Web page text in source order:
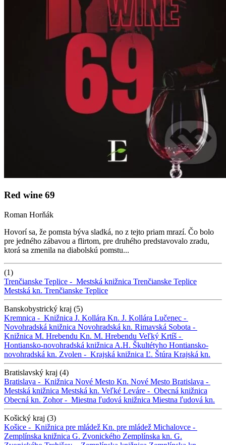
Red wine 69
Roman Horňák
Hovorí sa, že pomsta býva sladká, no z tejto priam mrazí. Čo bolo
pre jedného zábavou a flirtom, pre druhého predstavovalo zradu,
ktorá sa zmenila na diabolskú pomstu...
(1)
Trenčianske Teplice - Mestská knižnica Trenčianske Teplice
Mestská kn. Trenčianske Teplice
Banskobystrický kraj (5)
Kremnica - Knižnica J. Kollára Kn. J. Kollára Lučenec -
Novohradská knižnica Novohradská kn. Rimavská Sobota -
Knižnica M. Hrebendu Kn. M. Hrebendu Veľký Krtíš -
Hontiansko-novohradská knižnica A.H. Škultétyho Hontiansko-
novohradská kn. Zvolen - Krajská knižnica Ľ. Štúra Krajská kn.
Bratislavský kraj (4)
Bratislava - Knižnica Nové Mesto Kn. Nové Mesto Bratislava -
Mestská knižnica Mestská kn. Veľké Leváre - Obecná knižnica
Obecná kn. Zohor - Miestna ľudová knižnica Miestna ľudová kn.
Košický kraj (3)
Košice - Knižnica pre mládež Kn. pre mládež Michalovce -
Zemplínska knižnica G. Zvonického Zemplínska kn. G.